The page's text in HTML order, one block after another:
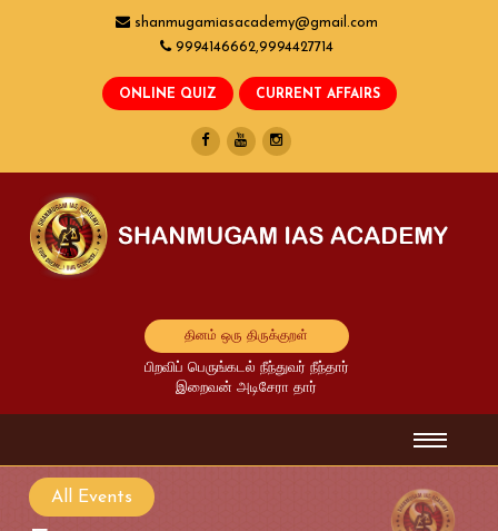
shanmugamiasacademy@gmail.com
9994146662,9994427714
தினம் ஒரு திருக்குறள்
பிறவிப் பெருங்கடல் நீந்துவர் நீந்தார்
இறைவன் அடிசேரா தார்
All Events